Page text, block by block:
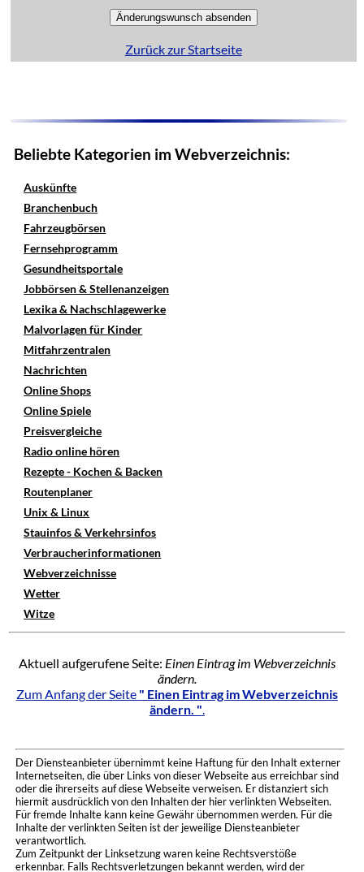
Zurück zur Startseite
Beliebte Kategorien im Webverzeichnis:
Auskünfte
Branchenbuch
Fahrzeugbörsen
Fernsehprogramm
Gesundheitsportale
Jobbörsen & Stellenanzeigen
Lexika & Nachschlagewerke
Malvorlagen für Kinder
Mitfahrzentralen
Nachrichten
Online Shops
Online Spiele
Preisvergleiche
Radio online hören
Rezepte - Kochen & Backen
Routenplaner
Unix & Linux
Stauinfos & Verkehrsinfos
Verbraucherinformationen
Webverzeichnisse
Wetter
Witze
Aktuell aufgerufene Seite: Einen Eintrag im Webverzeichnis
ändern.
Zum Anfang der Seite " Einen Eintrag im Webverzeichnis
ändern. ".
Der Diensteanbieter übernimmt keine Haftung für den Inhalt externer
Internetseiten, die über Links von dieser Webseite aus erreichbar sind
oder die ihrerseits auf diese Webseite verweisen. Er distanziert sich
hiermit ausdrücklich von den Inhalten der hier verlinkten Webseiten.
Für fremde Inhalte kann keine Gewähr übernommen werden. Für die
Inhalte der verlinkten Seiten ist der jeweilige Diensteanbieter
verantwortlich.
Zum Zeitpunkt der Linksetzung waren keine Rechtsverstöße
erkennbar. Falls Rechtsverletzungen bekannt werden, wird der